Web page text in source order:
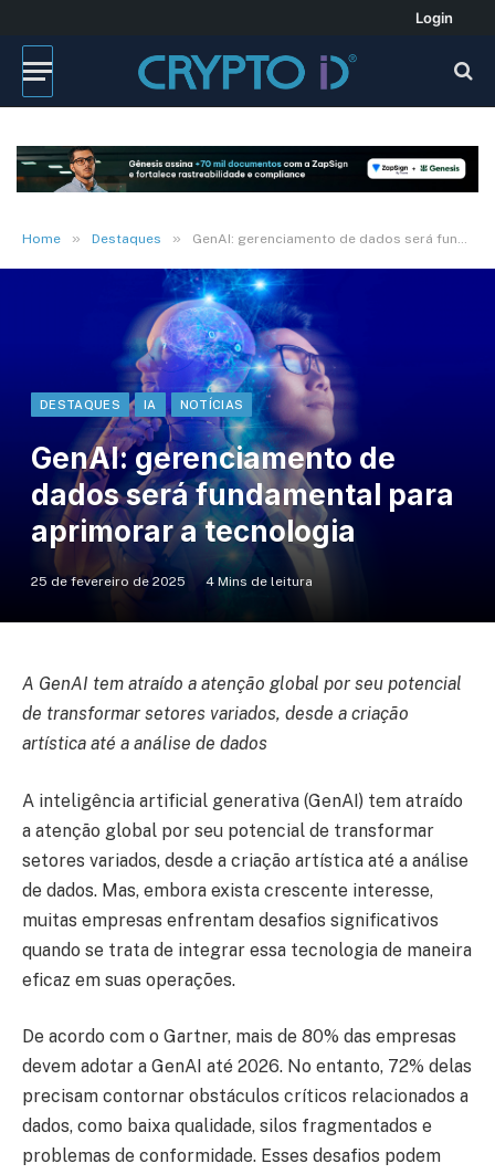
Login
Home » Destaques » GenAI: gerenciamento de dados será fundamental para aprimorar a tecnologia
DESTAQUES IA NOTÍCIAS
GenAI: gerenciamento de
dados será fundamental para
aprimorar a tecnologia
25 de fevereiro de 2025 4 Mins de leitura
A GenAI tem atraído a atenção global por seu potencial
de transformar setores variados, desde a criação
artística até a análise de dados
A inteligência artificial generativa (GenAI) tem atraído
a atenção global por seu potencial de transformar
setores variados, desde a criação artística até a análise
de dados. Mas, embora exista crescente interesse,
muitas empresas enfrentam desafios significativos
quando se trata de integrar essa tecnologia de maneira
eficaz em suas operações.
De acordo com o Gartner, mais de 80% das empresas
devem adotar a GenAI até 2026. No entanto, 72% delas
precisam contornar obstáculos críticos relacionados a
dados, como baixa qualidade, silos fragmentados e
problemas de conformidade. Esses desafios podem